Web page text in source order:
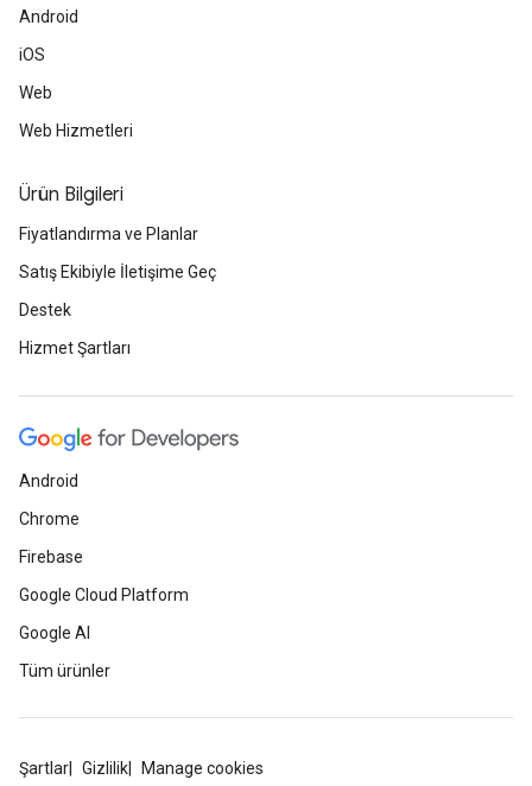
Android
iOS
Web
Web Hizmetleri
Ürün Bilgileri
Fiyatlandırma ve Planlar
Satış Ekibiyle İletişime Geç
Destek
Hizmet Şartları
Android
Chrome
Firebase
Google Cloud Platform
Google AI
Tüm ürünler
Şartlar Gizlilik Manage cookies